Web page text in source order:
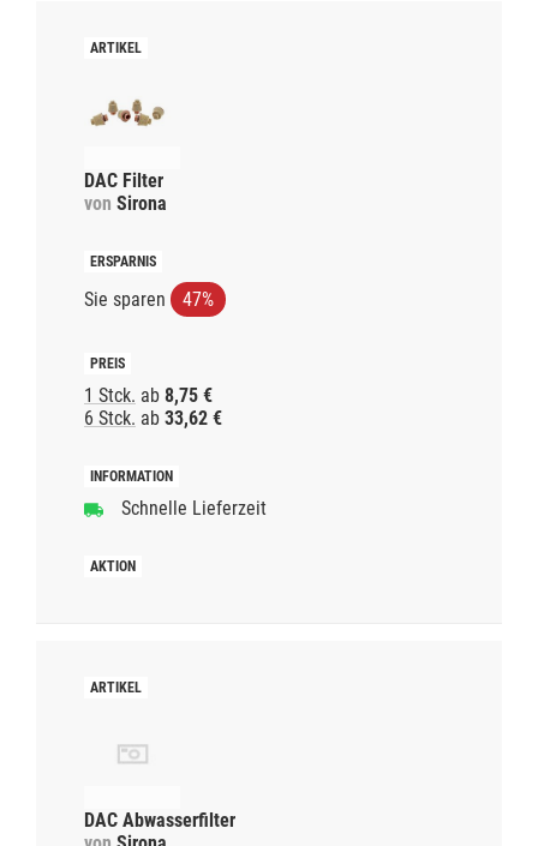
DAC Filter
von Sirona
Sie sparen 47%
1 Stck. ab 8,75 €
6 Stck. ab 33,62 €
Schnelle Lieferzeit
DAC Abwasserfilter